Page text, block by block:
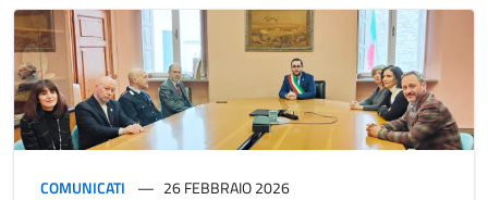
COMUNICATI 26 FEBBRAIO 2026